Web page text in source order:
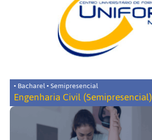
• Bacharel • Semipresencial
Engenharia Civil (Semipresencial)